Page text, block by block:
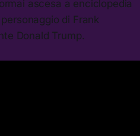
ascesa a enciclopedia
di Frank
Donald Trump.